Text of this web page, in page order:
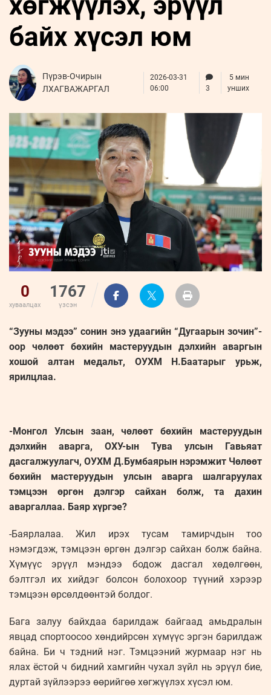
Бизнес
хөгжил
Leaderships
forum
ФОТО
УРЛАГ
ҮНДЭСНИЙ
МЭДЭЭЛЛИЙН
ТӨВ
ВИДЕО
байх хүсэл юм
Пүрэв-Очирын
ЛХАГВАЖАРГАЛ
2026-03-31
06:00
3
5 мин
унших
0
хуваалцах
1767
үзсэн
“Зууны мэдээ” сонин энэ удаагийн “Дугаарын зочин”-
оор чөлөөт бөхийн мастеруудын дэлхийн аваргын
хошой алтан медальт, ОУХМ Н.Баатарыг урьж,
ярилцлаа.
-Монгол Улсын заан, чөлөөт бөхийн мастеруудын
дэлхийн аварга, ОХУ-ын Тува улсын Гавьяат
дасгалжуулагч, ОУХМ Д.Бумбаярын нэрэмжит Чөлөөт
бөхийн мастеруудын улсын аварга шалгаруулах
тэмцээн өргөн дэлгэр сайхан болж, та дахин
аваргаллаа. Баяр хүргэе?
-Баярлалаа. Жил ирэх тусам тамирчдын тоо
нэмэгдэж, тэмцээн өргөн дэлгэр сайхан болж байна.
Хүмүүс эрүүл мэндээ бодож дасгал хөдөлгөөн,
бэлтгэл их хийдэг болсон болохоор түүний хэрээр
тэмцээн өрсөлдөөнтэй болдог.
Бага залуу байхдаа барилдаж байгаад амьдралын
явцад спортоосоо хөндийрсөн хүмүүс эргэн барилдаж
байна. Би ч тэдний нэг. Тэмцээний журмаар нэг нь
ялах ёстой ч бидний хамгийн чухал зүйл нь эрүүл бие,
дуртай зүйлээрээ өөрийгөө хөгжүүлэх хүсэл юм.